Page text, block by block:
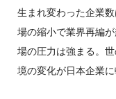
生まれ変わった企業
場の縮小で業界再編
場の圧力は強まる。
境の変化が日本企業に